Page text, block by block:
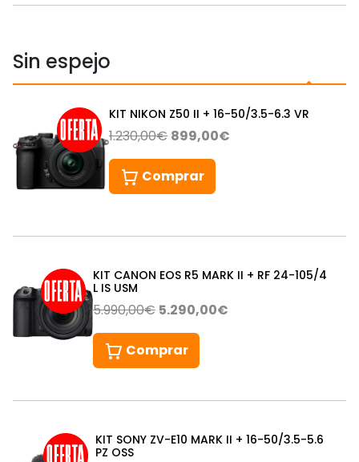
Sin espejo
KIT NIKON Z50 II + 16-50/3.5-6.3 VR
1.230,00€ 899,00€
Comprar
KIT CANON EOS R5 MARK II + RF 24-105/4
L IS USM
5.990,00€ 5.290,00€
Comprar
KIT SONY ZV-E10 MARK II + 16-50/3.5-5.6
PZ OSS